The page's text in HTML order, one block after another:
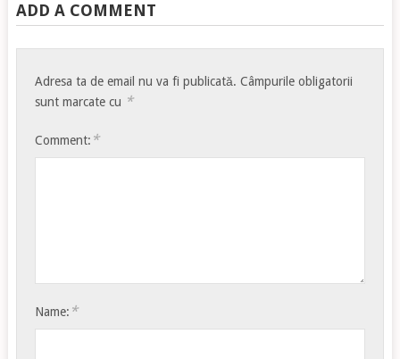
ADD A COMMENT
Adresa ta de email nu va fi publicată. Câmpurile obligatorii
sunt marcate cu *
Comment: *
Name: *